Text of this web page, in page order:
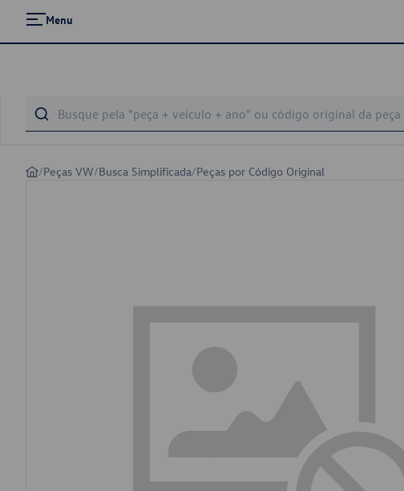
Menu
/Peças VW/Busca Simplificada/Peças por Código Original